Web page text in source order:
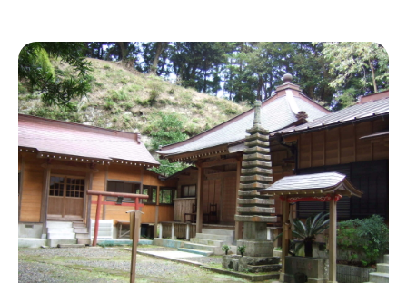
観光ガイド
レンタサイクル